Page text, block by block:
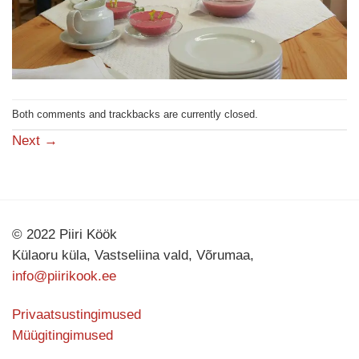
Both comments and trackbacks are currently closed.
Next →
© 2022 Piiri Köök
Külaoru küla, Vastseliina vald, Võrumaa,
info@piirikook.ee
Privaatsustingimused
Müügitingimused